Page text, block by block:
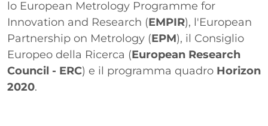
lo European Metrology Programme for
Innovation and Research (EMPIR), l'European
Partnership on Metrology (EPM), il Consiglio
Europeo della Ricerca (European Research
Council - ERC) e il programma quadro Horizon
2020.